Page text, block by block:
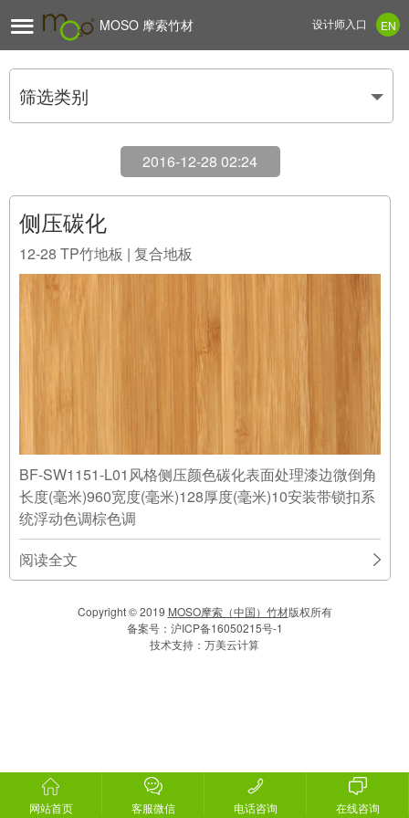
 MOSO 摩索竹材 EN
设计师入口
筛选类别
2016-12-28 02:24
侧压碳化
12-28 TP竹地板 | 复合地板
BF-SW1151-L01风格侧压颜色碳化表面处理漆边微倒角
长度(毫米)960宽度(毫米)128厚度(毫米)10安装带锁扣系
统浮动色调棕色调
阅读全文
网站首页 客服微信 电话咨询 在线咨询
Copyright © 2019 MOSO摩索（中国）竹材版权所有
备案号： 沪ICP备16050215号-1
技术支持： 万美云计算